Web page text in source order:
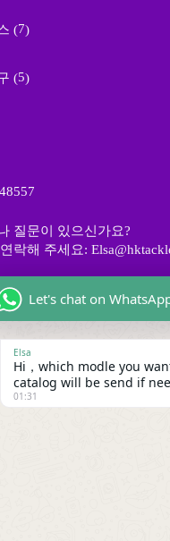
7개
품
5개
질문이 있으신가요?
락해 주세요:
하기Let's chat on
Elsa
Hi，which modle you
catalog will be send if
01:31